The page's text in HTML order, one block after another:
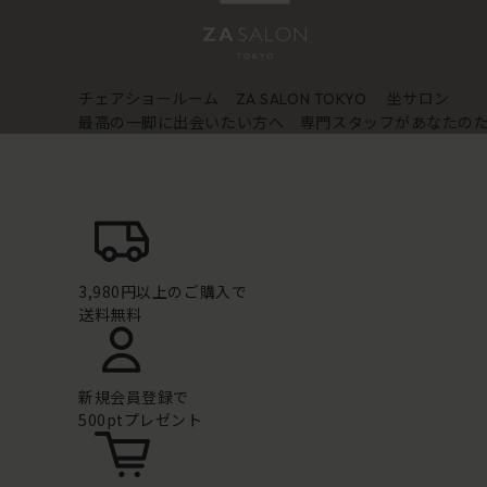
チェアショールーム ZA SALON TOKYO
坐サロン
最高の一脚に出会いたい方へ 専門スタッフがあなたの
3,980円以上のご購入で
送料無料
新規会員登録で
500ptプレゼント